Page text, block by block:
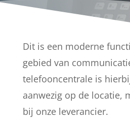
Dit is een moderne
gebied van
telefooncentrale is
aanwezig op de locatie,
bij onze leverancier.